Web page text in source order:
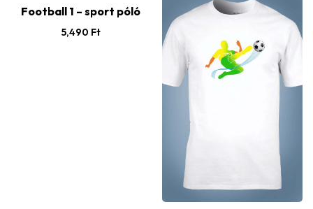
Football 1 – sport póló
5,490 Ft